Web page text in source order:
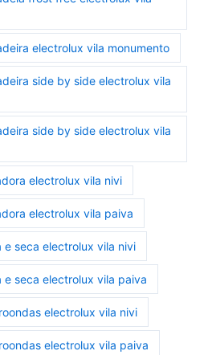
electrolux vila monumento
side by side electrolux vila
side by side electrolux vila
electrolux vila nivi
electrolux vila paiva
seca electrolux vila nivi
seca electrolux vila paiva
electrolux vila nivi
electrolux vila paiva